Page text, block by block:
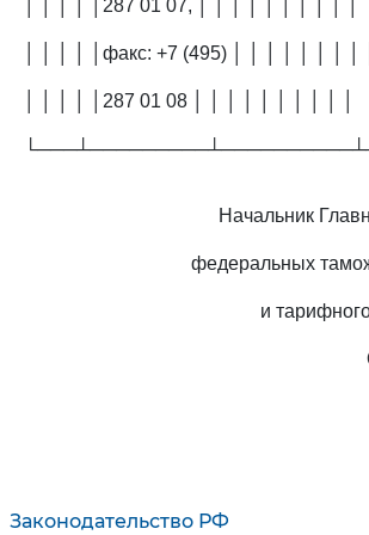
Законодательство РФ
│ │ │ │ │287 01 07, │ │ │ │ │ │ │ │ │ │
│ │ │ │ │факс: +7 (495) │ │ │ │ │ │ │ │
│ │ │ │ │287 01 08 │ │ │ │ │ │ │ │ │ │
Начальник
федеральных
и